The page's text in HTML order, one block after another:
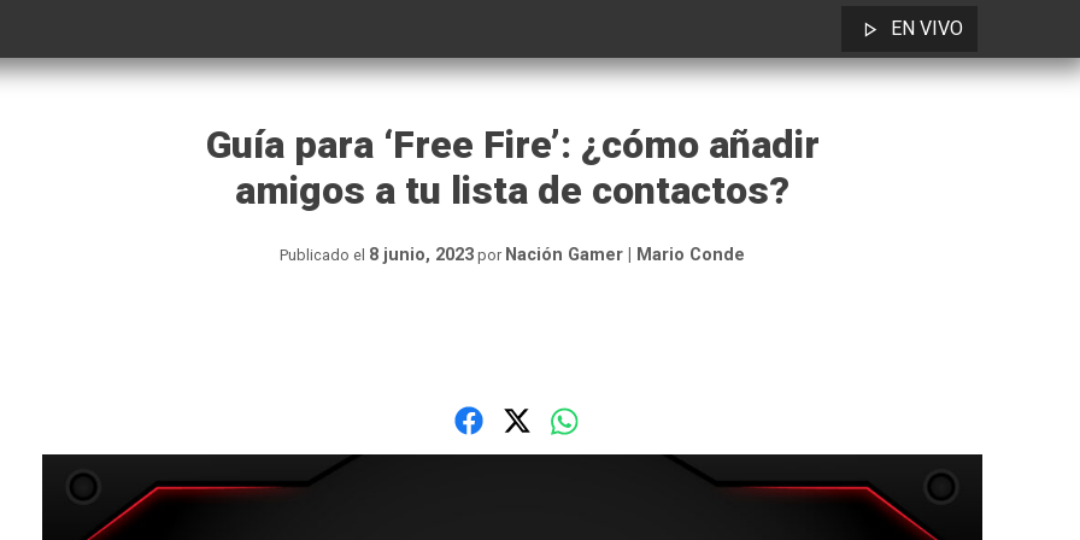
EN VIVO
Guía para ‘Free Fire’: ¿cómo añadir
amigos a tu lista de contactos?
Publicado el 8 junio, 2023 por Nación Gamer | Mario Conde